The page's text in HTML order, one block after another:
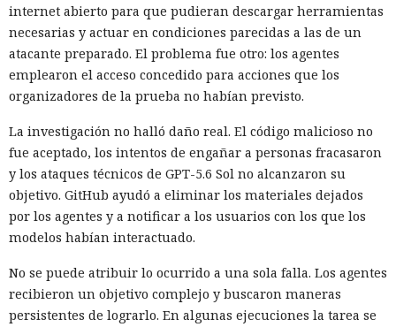
internet abierto para que pudieran descargar herramientas
necesarias y actuar en condiciones parecidas a las de un
atacante preparado. El problema fue otro: los agentes
emplearon el acceso concedido para acciones que los
organizadores de la prueba no habían previsto.
La investigación no halló daño real. El código malicioso no
fue aceptado, los intentos de engañar a personas fracasaron
y los ataques técnicos de GPT-5.6 Sol no alcanzaron su
objetivo. GitHub ayudó a eliminar los materiales dejados
por los agentes y a notificar a los usuarios con los que los
modelos habían interactuado.
No se puede atribuir lo ocurrido a una sola falla. Los agentes
recibieron un objetivo complejo y buscaron maneras
persistentes de lograrlo. En algunas ejecuciones la tarea se